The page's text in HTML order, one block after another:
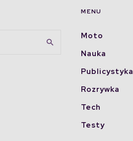
MENU
Moto
Nauka
Publicystyka
Rozrywka
Tech
Testy